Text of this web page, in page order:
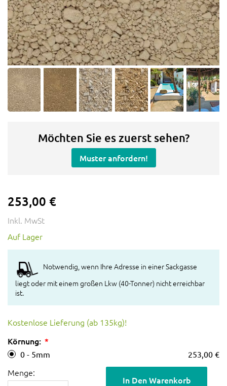
Möchten Sie es zuerst sehen?
Muster anfordern!
253,00 €
Inkl. MwSt
Auf Lager
Notwendig, wenn Ihre Adresse in einer Sackgasse
liegt oder mit einem großen Lkw (40-Tonner) nicht erreichbar
ist.
Kostenlose Lieferung (ab 135kg)!
Körnung:
0 - 5mm 253,00 €
Menge:
In Den Warenkorb